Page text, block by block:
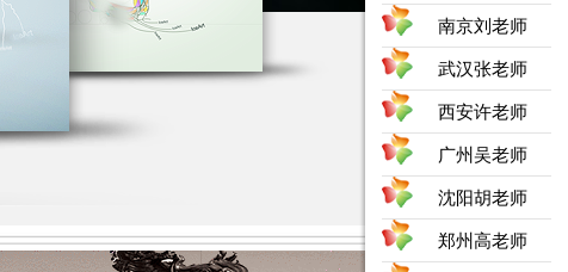
南京刘老师
武汉张老师
西安许老师
广州吴老师
沈阳胡老师
郑州高老师